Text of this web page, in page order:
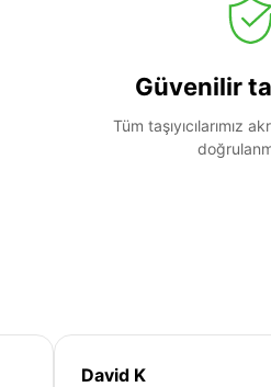
Güvenilir
Tüm taşıyıcılarımız
David K